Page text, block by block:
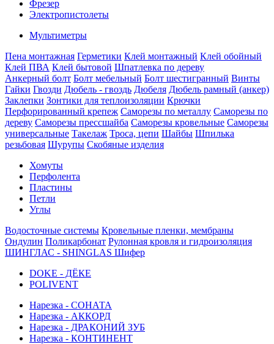
Фрезер
Электропистолеты
Мультиметры
Пена монтажная Герметики Клей монтажный Клей обойный
Клей ПВА Клей бытовой Шпатлевка по дереву
Анкерный болт Болт мебельный Болт шестигранный Винты
Гайки Гвозди Дюбель - гвоздь Дюбеля Дюбель рамный (анкер)
Заклепки Зонтики для теплоизоляции Крючки
Перфорированный крепеж Саморезы по металлу Саморезы по
дереву Саморезы прессшайба Саморезы кровельные Саморезы
универсальные Такелаж Троса, цепи Шайбы Шпилька
резьбовая Шурупы Скобяные изделия
Хомуты
Перфолента
Пластины
Петли
Углы
Водосточные системы Кровельные пленки, мембраны
Ондулин Поликарбонат Рулонная кровля и гидроизоляция
ШИНГЛАС - SHINGLAS Шифер
DOKE - ДЁКЕ
POLIVENT
Нарезка - СОНАТА
Нарезка - АККОРД
Нарезка - ДРАКОНИЙ ЗУБ
Нарезка - КОНТИНЕНТ